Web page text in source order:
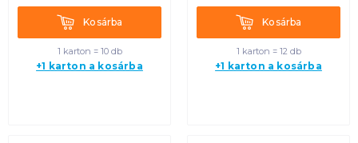
KosárbaKosárba
1 karton = 10 db
+1 karton a kosárba
KosárbaKosárba
1 karton = 12 db
+1 karton a kosárba